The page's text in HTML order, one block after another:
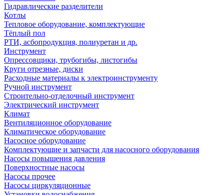
Гидравлические разделители
Котлы
Тепловое оборудование, комплектующие
Тёплый пол
РТИ, асбопродукция, полиуретан и др.
Инструмент
Опрессовщики, трубогибы, листогибы
Круги отрезные, диски
Расходные материалы к электроинструменту
Ручной инструмент
Строительно-отделочный инструмент
Электрический инструмент
Климат
Вентиляционное оборудование
Климатическое оборудование
Насосное оборудование
Комплектующие и запчасти для насосного оборудования
Насосы повышения давления
Поверхностные насосы
Насосы прочее
Насосы циркуляционные